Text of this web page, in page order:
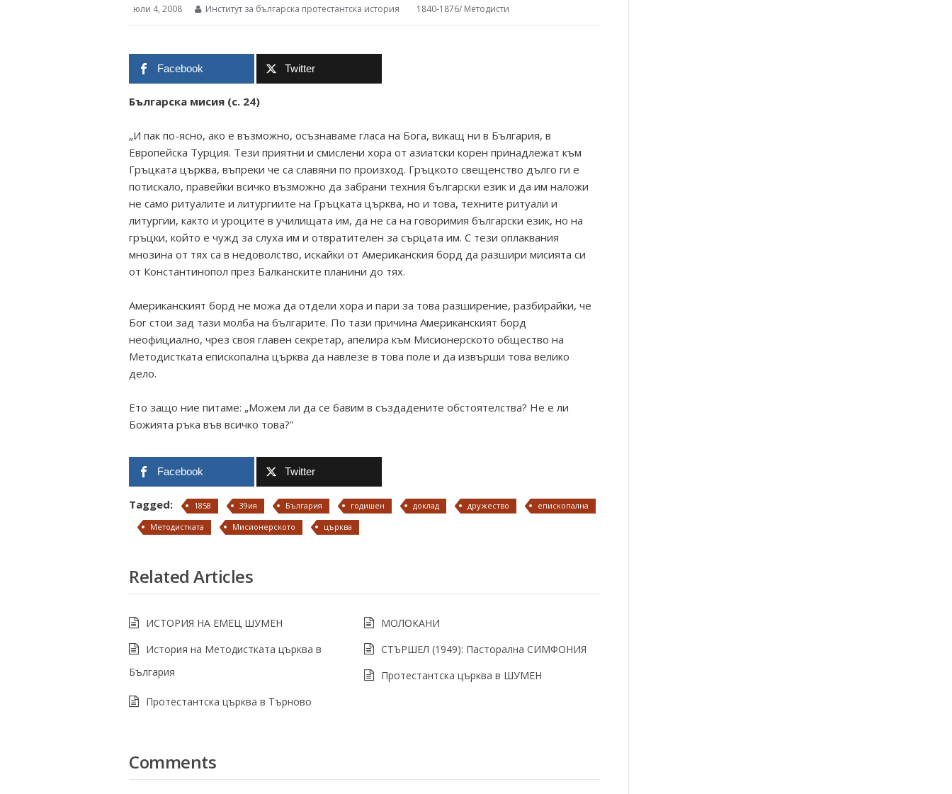
юли 4, 2008 Институт за българска протестантска история 1840-1876/ Методисти
Facebook Twitter
Българска мисия (с. 24)
„И пак по-ясно, ако е възможно, осъзнаваме гласа на Бога, викащ ни в България, в
Европейска Турция. Тези приятни и смислени хора от азиатски корен принадлежат към
Гръцката църква, въпреки че са славяни по произход. Гръцкото свещенство дълго ги е
потискало, правейки всичко възможно да забрани техния български език и да им наложи
не само ритуалите и литургиите на Гръцката църква, но и това, техните ритуали и
литургии, както и уроците в училищата им, да не са на говоримия български език, но на
гръцки, който е чужд за слуха им и отвратителен за сърцата им. С тези оплаквания
мнозина от тях са в недоволство, искайки от Американския борд да разшири мисията си
от Константинопол през Балканските планини до тях.
Американският борд не можа да отдели хора и пари за това разширение, разбирайки, че
Бог стои зад тази молба на българите. По тази причина Американският борд
неофициално, чрез своя главен секретар, апелира към Мисионерското общество на
Методистката епископална църква да навлезе в това поле и да извърши това велико
дело.
Ето защо ние питаме: „Можем ли да се бавим в създадените обстоятелства? Не е ли
Божията ръка във всичко това?”
Facebook Twitter
Tagged: 1858 39ия България годишен доклад дружество
епископална
Методистката
Мисионерското църква
Related Articles
ИСТОРИЯ НА ЕМЕЦ ШУМЕН
МОЛОКАНИ
История на Методистката църква в
България
СТЪРШЕЛ (1949): Пасторална СИМФОНИЯ
Протестантска църква в ШУМЕН
Протестантска църква в Търново
Comments